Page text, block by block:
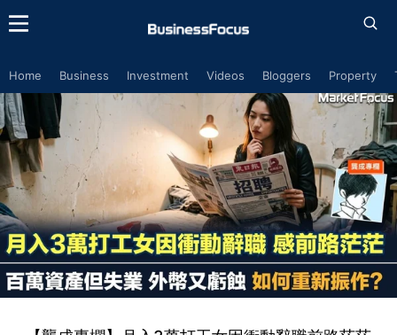
Home Business Investment Videos Bloggers Property